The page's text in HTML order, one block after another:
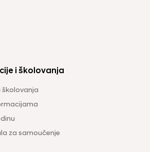
i školovanja
školovanja
za samoučenje